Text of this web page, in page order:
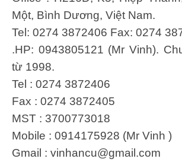
Một, Bình Dương, Việt Nam.
Tel: 0274 3872406 Fax: 0274
.HP: 0943805121 (Mr Vinh).
từ 1998.
Tel : 0274 3872406
Fax : 0274 3872405
MST : 3700773018
Mobile : 0914175928 (Mr Vinh )
Gmail : vinhancu@gmail.com